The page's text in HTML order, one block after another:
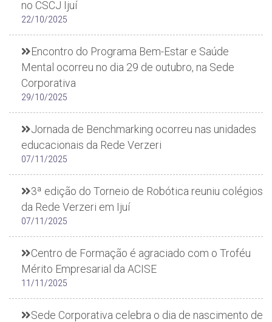
no CSCJ Ijuí
22/10/2025
Encontro do Programa Bem-Estar e Saúde
Mental ocorreu no dia 29 de outubro, na Sede
Corporativa
29/10/2025
Jornada de Benchmarking ocorreu nas unidades
educacionais da Rede Verzeri
07/11/2025
3ª edição do Torneio de Robótica reuniu colégios
da Rede Verzeri em Ijuí
07/11/2025
Centro de Formação é agraciado com o Troféu
Mérito Empresarial da ACISE
11/11/2025
Sede Corporativa celebra o dia de nascimento de